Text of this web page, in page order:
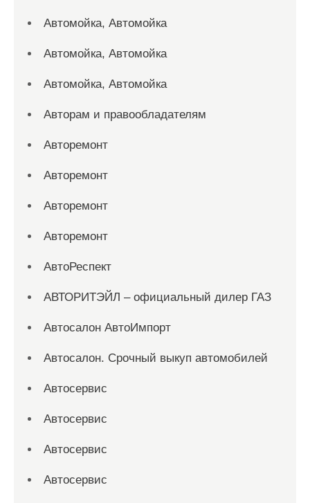
Автомойка, Автомойка
Автомойка, Автомойка
Автомойка, Автомойка
Авторам и правообладателям
Авторемонт
Авторемонт
Авторемонт
Авторемонт
АвтоРеспект
АВТОРИТЭЙЛ – официальный дилер ГАЗ
Автосалон АвтоИмпорт
Автосалон. Срочный выкуп автомобилей
Автосервис
Автосервис
Автосервис
Автосервис